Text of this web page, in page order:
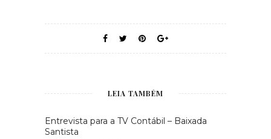
LEIA TAMBÉM
Entrevista para a TV Contábil – Baixada
Santista